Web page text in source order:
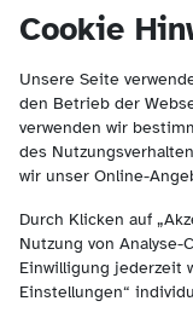
Cookie
Unsere Seite
den Betrieb der
verwenden wir
des
wir unser Online-
Durch Klicken auf
Nutzung von
Einwilligung jederzeit
Einstellungen“